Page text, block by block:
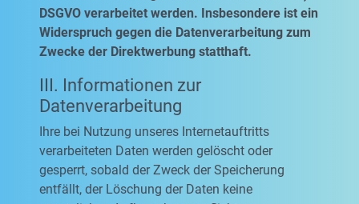
DSGVO verarbeitet werden. Insbesondere ist ein
Widerspruch gegen die Datenverarbeitung zum
Zwecke der Direktwerbung statthaft.
III. Informationen zur
Datenverarbeitung
Ihre bei Nutzung unseres Internetauftritts
verarbeiteten Daten werden gelöscht oder
gesperrt, sobald der Zweck der Speicherung
entfällt, der Löschung der Daten keine